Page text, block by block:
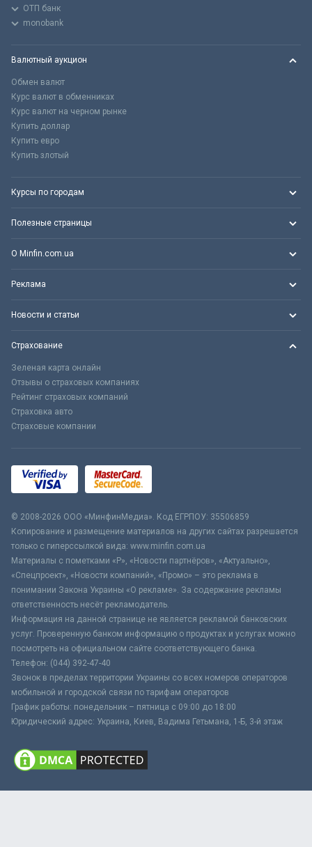
ОТП банк
monobank
Валютный аукцион
Обмен валют
Курс валют в обменниках
Курс валют на черном рынке
Купить доллар
Купить евро
Купить злотый
Курсы по городам
Полезные страницы
О Minfin.com.ua
Реклама
Новости и статьи
Страхование
Зеленая карта онлайн
Отзывы о страховых компаниях
Рейтинг страховых компаний
Страховка авто
Страховые компании
© 2008-2026 ООО «МинфинМедиа». Код ЕГРПОУ: 35506859
Копирование и размещение материалов на других сайтах разрешается
только с гиперссылкой вида: www.minfin.com.ua
Материалы с пометками «Р», «Новости партнёров», «Актуально»,
«Спецпроект», «Новости компаний», «Промо» – это реклама в
понимании Закона Украины «О рекламе». За содержание рекламы
ответственность несёт рекламодатель.
Информация на данной странице не является рекламой банковских
услуг. Проверенную банком информацию о продуктах и услугах можно
посмотреть на официальном сайте соответствующего банка.
Телефон: (044) 392-47-40
Звонок в пределах территории Украины со всех номеров операторов
мобильной и городской связи по тарифам операторов
График работы: понедельник – пятница с 09:00 до 18:00
Юридический адрес: Украина, Киев, Вадима Гетьмана, 1-Б, 3-й этаж